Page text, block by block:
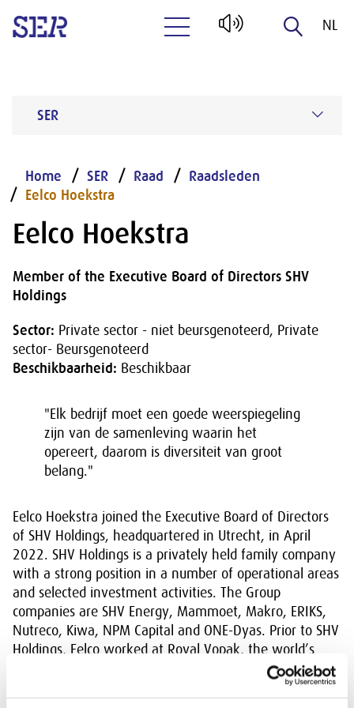
NL
SER
Home SER Raad
Raadsleden
Eelco Hoekstra
Eelco Hoekstra
Member of the Executive Board of Directors SHV
Holdings
Sector: Private sector - niet beursgenoteerd, Private
sector- Beursgenoteerd
Beschikbaarheid: Beschikbaar
"Elk bedrijf moet een goede weerspiegeling
zijn van de samenleving waarin het
opereert, daarom is diversiteit van groot
belang."
Eelco Hoekstra joined the Executive Board of Directors
of SHV Holdings, headquartered in Utrecht, in April
2022. SHV Holdings is a privately held family company
with a strong position in a number of operational areas
and selected investment activities. The Group
companies are SHV Energy, Mammoet, Makro, ERIKS,
Nutreco, Kiwa, NPM Capital and ONE-Dyas. Prior to SHV
Holdings, Eelco worked at Royal Vopak, the world’s
leading independent tank storage company,
headquartered in Rotterdam. He joined in 2003 and